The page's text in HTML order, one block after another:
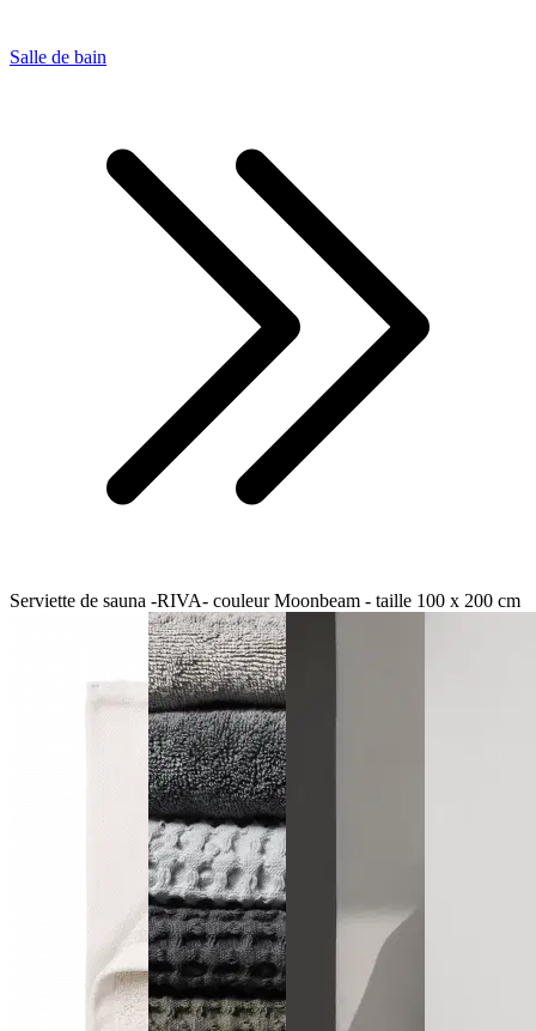
Salle de bain
Serviette de sauna -RIVA- couleur Moonbeam - taille 100 x 200 cm